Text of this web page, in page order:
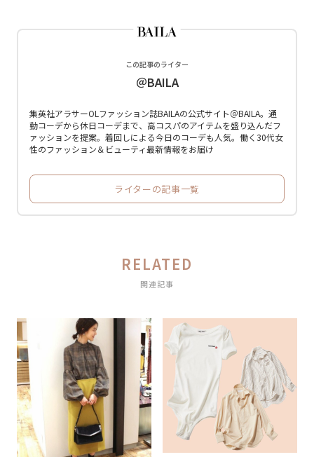
この記事のライター
＠BAILA
集英社アラサーOLファッション誌BAILAの公式サイト＠BAILA。通
勤コーデから休日コーデまで、高コスパのアイテムを盛り込んだフ
ァッションを提案。着回しによる今日のコーデも人気。働く30代女
性のファッション＆ビューティ最新情報をお届け
ライターの記事一覧
RELATED
関連記事